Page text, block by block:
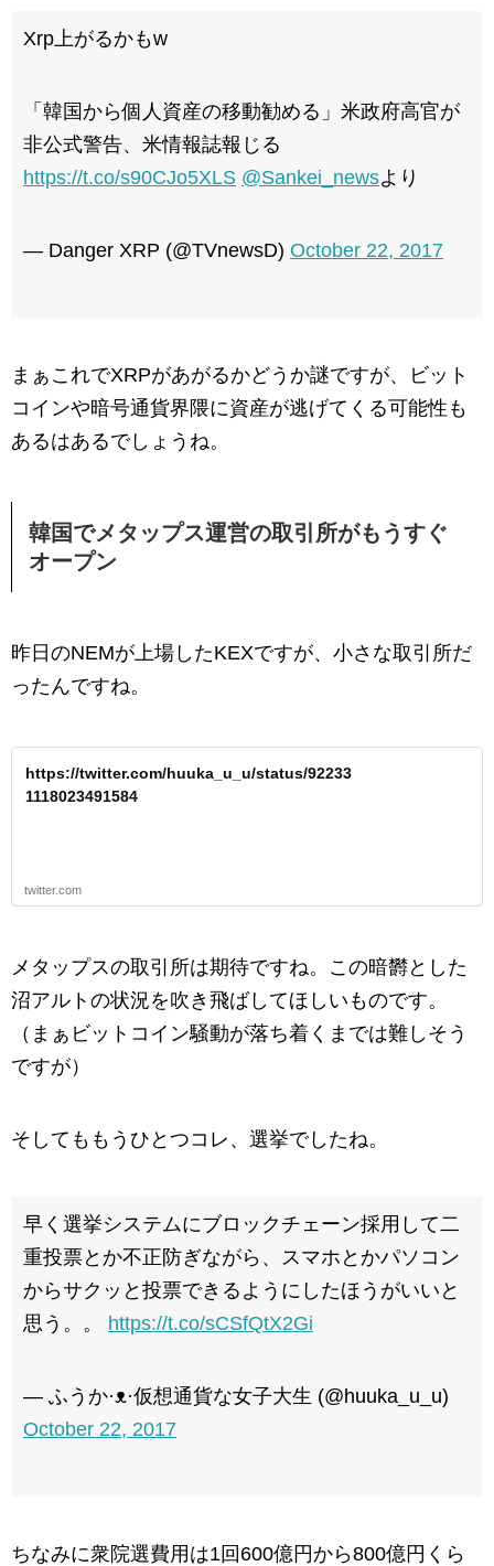
Xrp上がるかもw
「韓国から個人資産の移動勧める」米政府高官が
非公式警告、米情報誌報じる
https://t.co/s90CJo5XLS @Sankei_newsより
— Danger XRP (@TVnewsD) October 22, 2017
まぁこれでXRPがあがるかどうか謎ですが、ビット
コインや暗号通貨界隈に資産が逃げてくる可能性も
あるはあるでしょうね。
韓国でメタップス運営の取引所がもうすぐ
オープン
昨日のNEMが上場したKEXですが、小さな取引所だ
ったんですね。
https://twitter.com/huuka_u_u/status/92233
1118023491584
twitter.com
メタップスの取引所は期待ですね。この暗欝とした
沼アルトの状況を吹き飛ばしてほしいものです。
（まぁビットコイン騒動が落ち着くまでは難しそう
ですが）
そしてももうひとつコレ、選挙でしたね。
早く選挙システムにブロックチェーン採用して二
重投票とか不正防ぎながら、スマホとかパソコン
からサクッと投票できるようにしたほうがいいと
思う。。 https://t.co/sCSfQtX2Gi
— ふうか·ᴥ·仮想通貨な女子大生 (@huuka_u_u)
October 22, 2017
ちなみに衆院選費用は1回600億円から800億円くら